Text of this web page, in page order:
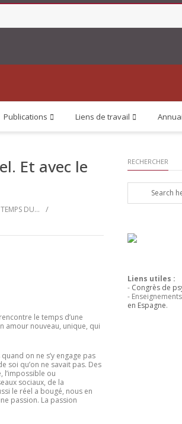
Publications Liens de travail
Et avec le
DU... /
le temps d’une
amour nouveau, unique, qui
on ne s’y engage pas
soi qu’on ne savait pas. Des
l’impossible ou
sociaux, de la
le réel a bougé, nous en
passion. La passion
RECHERCHER
Liens utiles :
- Congrès de
-
en Espagne.